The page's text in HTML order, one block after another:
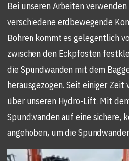
Bei unseren Arbeiten
verschiedene erdbewegende
Bohren kommt es gelegentlich
zwischen den Eckpfosten
die Spundwanden mit dem
herausgezogen. Seit einiger
über unseren Hydro-Lift. Mit
Spundwanden auf eine sichere,
angehoben, um die